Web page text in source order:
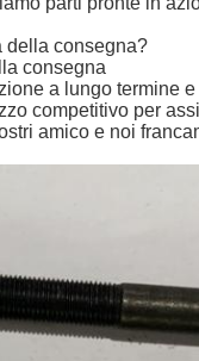
della consegna?
consegna
a lungo termine
competitivo per
amico e noi